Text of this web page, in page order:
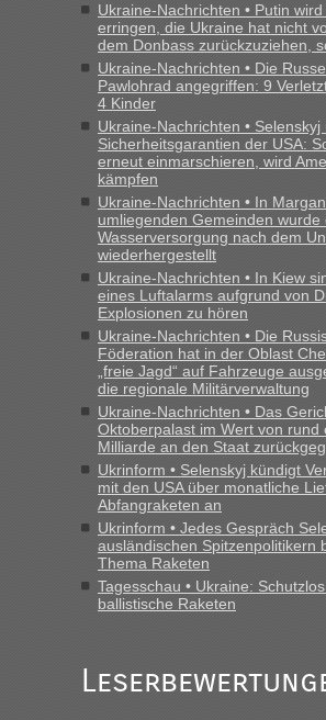
15.6. in Krakovets rüber. Sehr zeitig los
Früh. Mit sehr sehr wenig Verkehr,
8 PKW vor der Schranke....“
Berichte und Reisetipps
Grenzübergang zwischen Polen
geht es am schnellsten?
„Gestern 6 Stunden warten vor der
in Krakowez mit dem Kleinbus.
schnell da auch Passagiere mit EU-
Bernd D-UAinBerichte und
welchem Grenzübergang
der Ukraine geht es am
„Bin am Montag 15.6.26 um 8 Uhr in
das erste Mal an einem Montagmorgen
vor mir, bin sonst der Erste oder Zweite,
Minuten wurde dann die nächste
Berichte und Reisetipps •
Grenzübergang zwischen Polen
geht es am schnellsten?
„Derzeit, ist es überall sehr voll an den
Polen. Zb. Krakovets 100 PKW ca. 10 h
Montag rüber, versuchen es sehr früh.“
Ukraine-Nachrichten • Putin
erringen, die Ukraine hat nicht
dem Donbass zurückzuziehen,
Ukraine-Nachrichten • Die
Pawlohrad angegriffen: 9
4 Kinder
Ukraine-Nachrichten • Selenskyj
Sicherheitsgarantien der USA:
erneut einmarschieren, wird
kämpfen
Ukraine-Nachrichten • In
umliegenden Gemeinden wurde
Wasserversorgung nach dem
wiederhergestellt
Ukraine-Nachrichten • In Kiew
eines Luftalarms aufgrund von
Explosionen zu hören
Ukraine-Nachrichten • Die
Föderation hat in der Oblast
„freie Jagd“ auf Fahrzeuge
die regionale Militärverwaltung
Ukraine-Nachrichten • Das
Oktoberpalast im Wert von rund
Milliarde an den Staat
Ukrinform • Selenskyj kündigt
mit den USA über monatliche
Abfangraketen an
Ukrinform • Jedes Gespräch
ausländischen Spitzenpolitikern
Thema Raketen
Tagesschau • Ukraine:
ballistische Raketen